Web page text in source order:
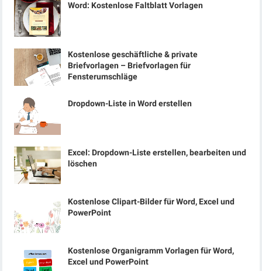
Word: Kostenlose Faltblatt Vorlagen
Kostenlose geschäftliche & private
Briefvorlagen – Briefvorlagen für
Fensterumschläge
Dropdown-Liste in Word erstellen
Excel: Dropdown-Liste erstellen, bearbeiten und
löschen
Kostenlose Clipart-Bilder für Word, Excel und
PowerPoint
Kostenlose Organigramm Vorlagen für Word,
Excel und PowerPoint